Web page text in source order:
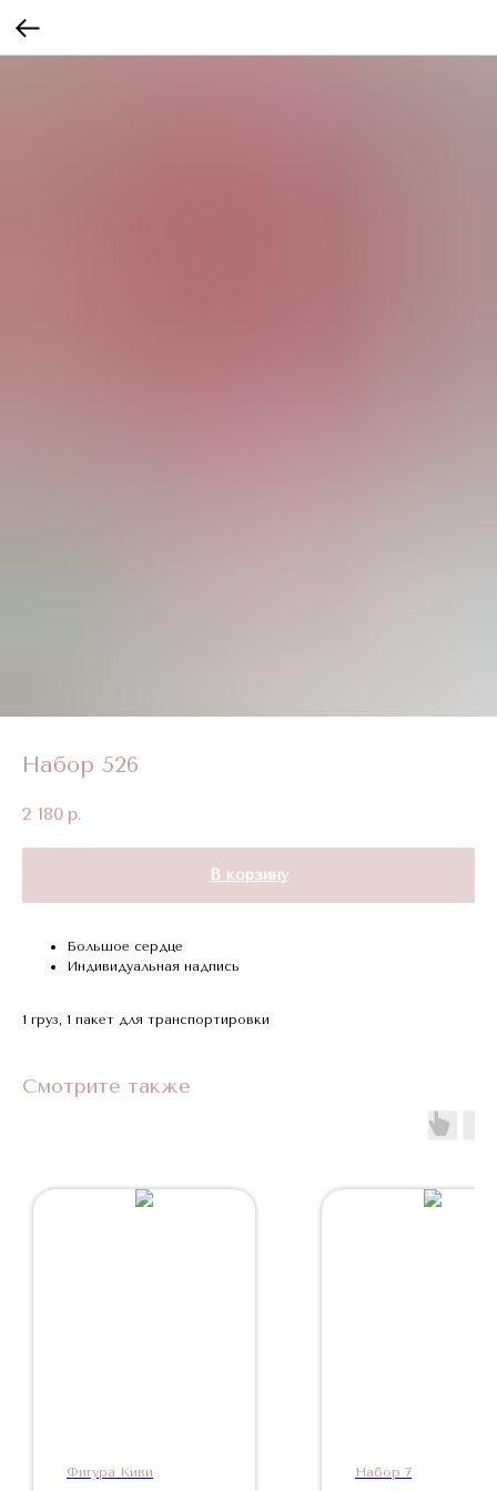
Набор 526
2 180 р.
В корзину
Большое сердце
Индивидуальная надпись
1 груз, 1 пакет для транспортировки
Смотрите также
Фигура Киви Набор 7